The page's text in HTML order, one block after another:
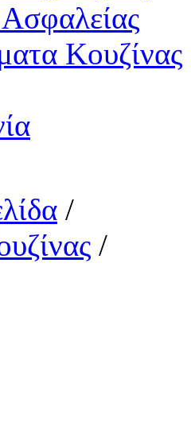
Κουζίνας
/
/